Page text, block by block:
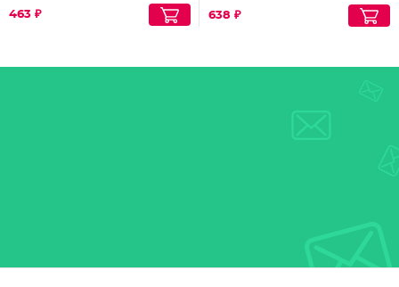
463 ₽ 638 ₽